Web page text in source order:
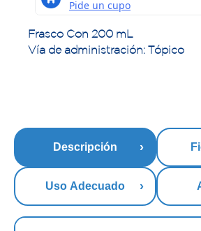
Frasco Con 200 mL
Vía de administración: Tópico
Descripción
Uso Adecuado